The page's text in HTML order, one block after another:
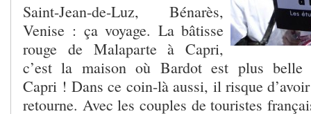
Saint-Jean-de-Luz, Bénarès,
Venise : ça voyage. La bâtisse
rouge de Malaparte à Capri,
c’est la maison où Bardot est plus belle
Capri ! Dans ce coin-là aussi, il risque
retourne. Avec les couples de touristes